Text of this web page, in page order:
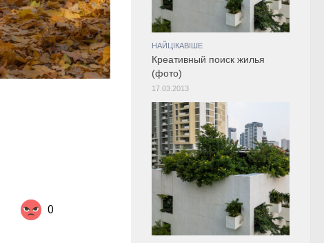
0
НАЙЦІКАВІШЕ
Креативный поиск жилья
(фото)
17.03.2013